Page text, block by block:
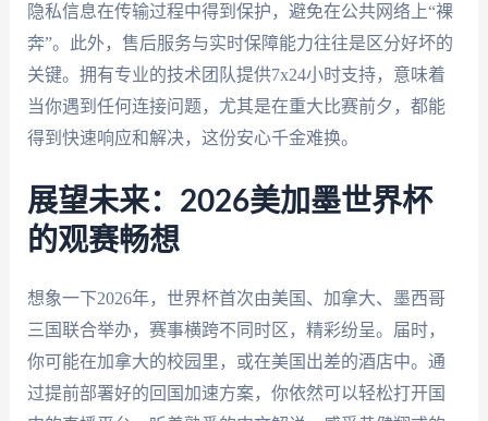
隐私信息在传输过程中得到保护，避免在公共网络上“裸
奔”。此外，售后服务与实时保障能力往往是区分好坏的
关键。拥有专业的技术团队提供7x24小时支持，意味着
当你遇到任何连接问题，尤其是在重大比赛前夕，都能
得到快速响应和解决，这份安心千金难换。
展望未来：2026美加墨世界杯
的观赛畅想
想象一下2026年，世界杯首次由美国、加拿大、墨西哥
三国联合举办，赛事横跨不同时区，精彩纷呈。届时，
你可能在加拿大的校园里，或在美国出差的酒店中。通
过提前部署好的回国加速方案，你依然可以轻松打开国